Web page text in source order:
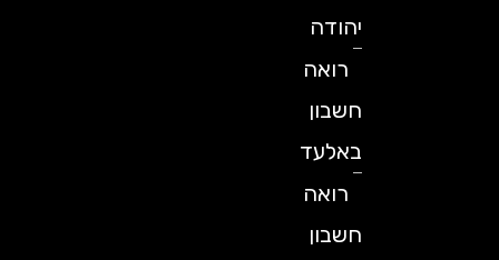
יהודה
רואה
חשבון
באלעד
רואה
חשבון